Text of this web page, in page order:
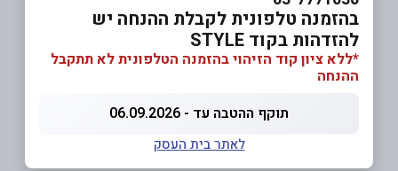
בהזמנה טלפונית לקבלת ההנחה יש
להזדהות בקוד STYLE
*ללא ציון קוד הזיהוי בהזמנה הטלפונית לא תתקבל
ההנחה
תוקף ההטבה עד - 06.09.2026
לאתר בית העסק